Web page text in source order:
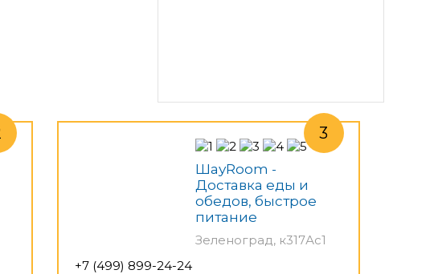
ШауRoom -
Доставка еды и
обедов, быстрое
питание
Зеленоград, к317Ас1
+7 (499) 899-24-24